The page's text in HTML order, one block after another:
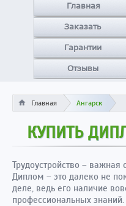
Главная
Заказать
Гарантии
Отзывы
Главная Ангарск
КУПИТЬ
Трудоустройство –
Диплом – это далеко не
деле, ведь его наличие
профессиональных